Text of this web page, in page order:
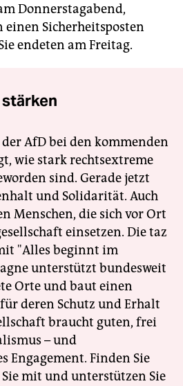
Donnerstagabend,
einen Sicherheitsposten
endeten am Freitag.
AfD bei den kommenden
wie stark rechtsextreme
sind. Gerade jetzt
und Solidarität. Auch
Menschen, die sich vor Ort
einsetzen. Die taz
"Alles beginnt im
unterstützt bundesweit
Orte und baut einen
deren Schutz und Erhalt
braucht guten, frei
– und
Engagement. Finden Sie
mit und unterstützen Sie